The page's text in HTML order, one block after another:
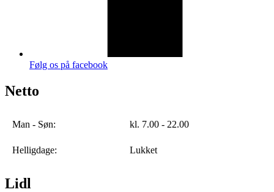
Følg os på facebook
Netto
Man - Søn: kl. 7.00 - 22.00
Helligdage: Lukket
Lidl